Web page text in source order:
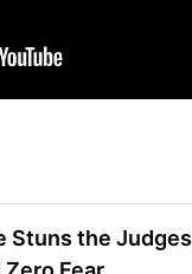
Stuns the Judges